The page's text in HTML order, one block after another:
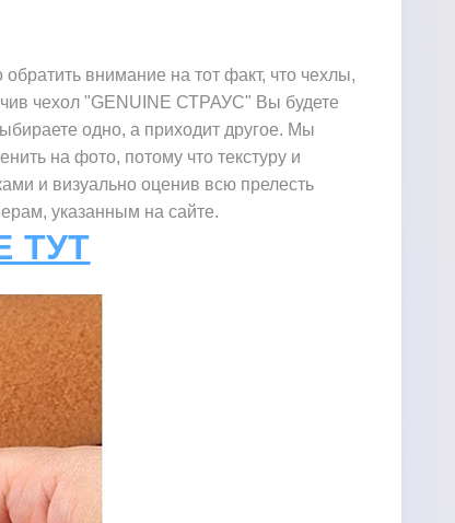
внимание на тот факт, что чехлы,
чехол "GENUINE СТРАУС" Вы будете
одно, а приходит другое. Мы
на фото, потому что текстуру и
и визуально оценив всю прелесть
указанным на сайте.
ТУТ